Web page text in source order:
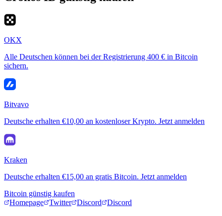
OKX
Alle Deutschen können bei der Registrierung 400 € in Bitcoin
sichern.
Bitvavo
Deutsche erhalten €10,00 an kostenloser Krypto. Jetzt anmelden
Kraken
Deutsche erhalten €15,00 an gratis Bitcoin. Jetzt anmelden
Bitcoin günstig kaufen
Homepage
Twitter Discord Discord